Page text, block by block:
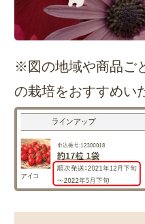
※図の地域や商品ご
の栽培をおすすめい